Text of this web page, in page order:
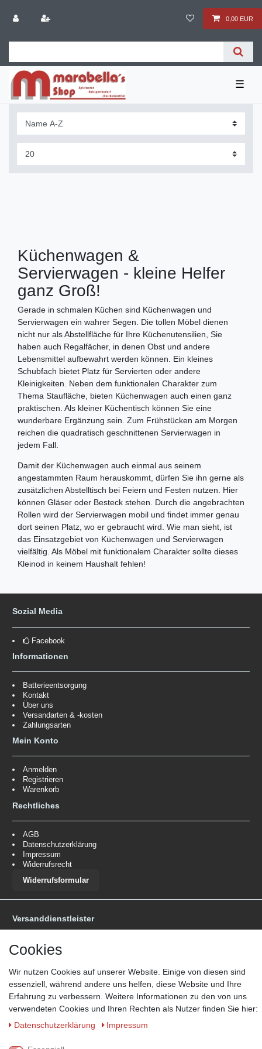
0,00 EUR
☰
Küchenwagen &
Servierwagen - kleine Helfer
ganz Groß!
Gerade in schmalen Küchen sind Küchenwagen und
Servierwagen ein wahrer Segen. Die tollen Möbel dienen
nicht nur als Abstellfläche für Ihre Küchenutensilien, Sie
haben auch Regalfächer, in denen Obst und andere
Lebensmittel aufbewahrt werden können. Ein kleines
Schubfach bietet Platz für Servierten oder andere
Kleinigkeiten. Neben dem funktionalen Charakter zum
Thema Staufläche, bieten Küchenwagen auch einen ganz
praktischen. Als kleiner Küchentisch können Sie eine
wunderbare Ergänzung sein. Zum Frühstücken am Morgen
reichen die quadratisch geschnittenen Servierwagen in
jedem Fall.
Damit der Küchenwagen auch einmal aus seinem
angestammten Raum herauskommt, dürfen Sie ihn gerne als
zusätzlichen Abstelltisch bei Feiern und Festen nutzen. Hier
können Gläser oder Besteck stehen. Durch die angebrachten
Rollen wird der Servierwagen mobil und findet immer genau
dort seinen Platz, wo er gebraucht wird. Wie man sieht, ist
das Einsatzgebiet von Küchenwagen und Servierwagen
vielfältig. Als Möbel mit funktionalem Charakter sollte dieses
Kleinod in keinem Haushalt fehlen!
Sozial Media
Facebook
Informationen
Batterieentsorgung
Kontakt
Über uns
Versandarten & -kosten
Zahlungsarten
Mein Konto
Anmelden
Registrieren
Warenkorb
Rechtliches
AGB
Datenschutzerklärung
Impressum
Widerrufsrecht
Widerrufsformular
Versanddienstleister
Informationen
Zahlungsarten auszuschließen.
Cookies
Wir nutzen Cookies auf unserer Website. Einige von diesen sind
essenziell, während andere uns helfen, diese Website und Ihre
Erfahrung zu verbessern. Weitere Informationen zu den von uns
verwendeten Cookies und Ihren Rechten als Nutzer finden Sie hier:
Daten­schutz­erklärung
Impressum